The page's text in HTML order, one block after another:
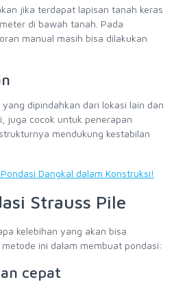
jika terdapat lapisan tanah keras
di bawah tanah. Pada
manual masih bisa dilakukan
dipindahkan dari lokasi lain dan
juga cocok untuk penerapan
mendukung kestabilan
Dangkal dalam Konstruksi!
Strauss Pile
kelebihan yang akan bisa
ini dalam membuat pondasi:
cepat